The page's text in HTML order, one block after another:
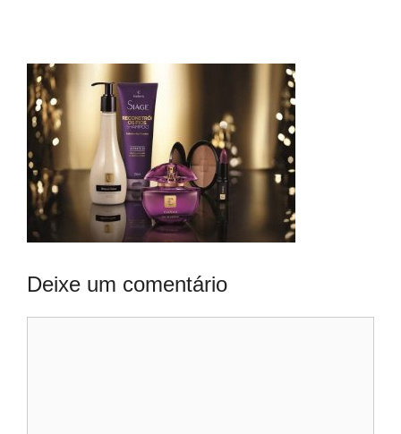
Deixe um comentário